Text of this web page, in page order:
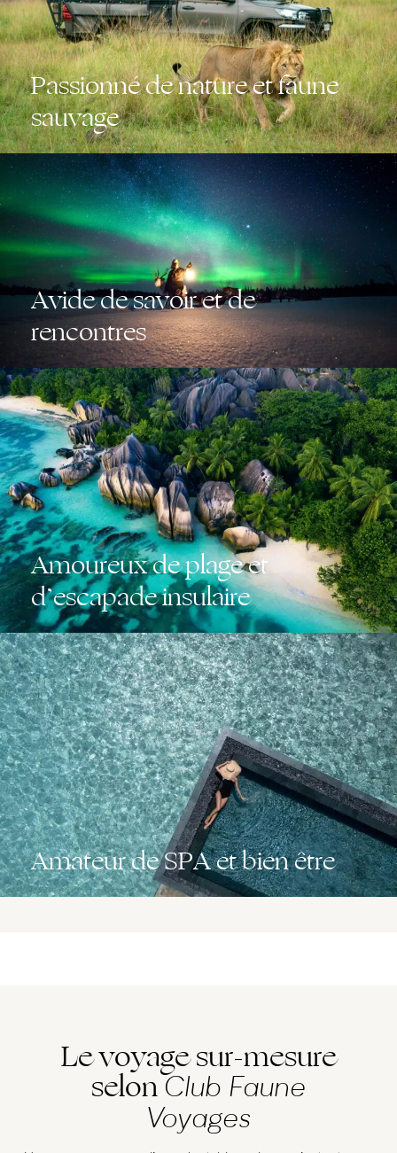
Passionné de nature et faune
sauvage
Avide de savoir et de
rencontres
Amoureux de plage et
d’escapade insulaire
Amateur de SPA et bien être
Le voyage sur-mesure
selonClub Faune
Voyages